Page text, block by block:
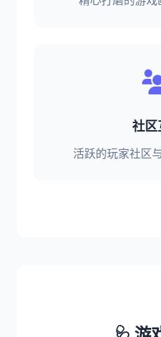
社区
活跃的玩家社区